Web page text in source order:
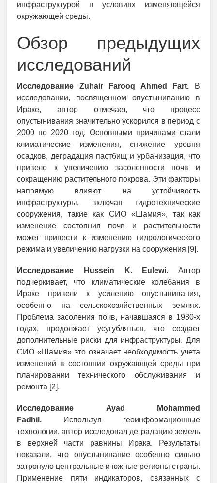
инфраструктурой в условиях изменяющейся
окружающей среды.
Обзор предыдущих
исследований
Исследование Zuhair Farooq Ahmed Fart. В
исследовании, посвященном опустыниванию в
Ираке, автор отмечает, что процесс
опустынивания значительно ускорился в период с
2000 по 2020 год. Основными причинами стали
климатические изменения, снижение уровня
осадков, деградация пастбищ и урбанизация, что
привело к увеличению засоленности почв и
сокращению растительного покрова. Эти факторы
напрямую влияют на устойчивость
инфраструктуры, включая гидротехнические
сооружения, такие как СИО «Шамия», так как
изменение состояния почв и растительности
может привести к изменению гидрологического
режима и увеличению нагрузки на сооружения [9].
Исследование Hussein K. Eulewi. Автор
подчеркивает, что климатические колебания в
Ираке привели к усилению опустынивания,
особенно на сельскохозяйственных землях.
Проблема засоления почв, начавшаяся в 1980-х
годах, продолжает усугубляться, что создает
дополнительные риски для инфраструктуры. Для
СИО «Шамия» это означает необходимость учета
изменений в состоянии окружающей среды при
планировании технического обслуживания и
ремонта [2].
Исследование Ayad Mohammed
Fadhil. Используя геоинформационные
технологии, автор исследовал деградацию земель
в верхней части равнины Ирака. Результаты
показали, что опустынивание особенно сильно
затронуло центральные и южные регионы страны.
Применение пяти индикаторов, связанных с